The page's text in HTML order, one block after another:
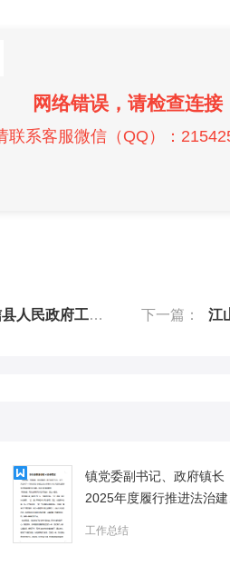
网络错误，请检查连接
联系客服微信（QQ）：
工作报告（全文） 下一篇： 江山
镇党委副书记、政府镇长
2025年度履行推进法治建
工作总结